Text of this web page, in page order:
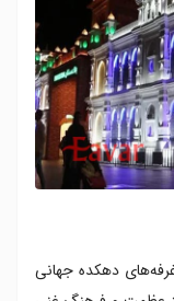
دهکده جهانی